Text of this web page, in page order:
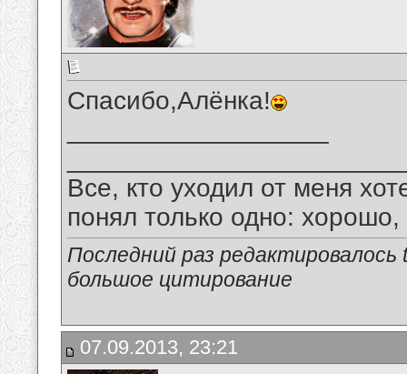
Спасибо,Алёнка!
Все, кто уходил от меня
понял только одно:
Последний раз
большое цитирование
07.09.2013, 23:21